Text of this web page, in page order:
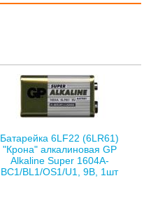
Батарейка 6LF22 (6LR61)
"Крона" алкалиновая GP
Alkaline Super 1604A-
BC1/BL1/OS1/U1, 9В, 1шт